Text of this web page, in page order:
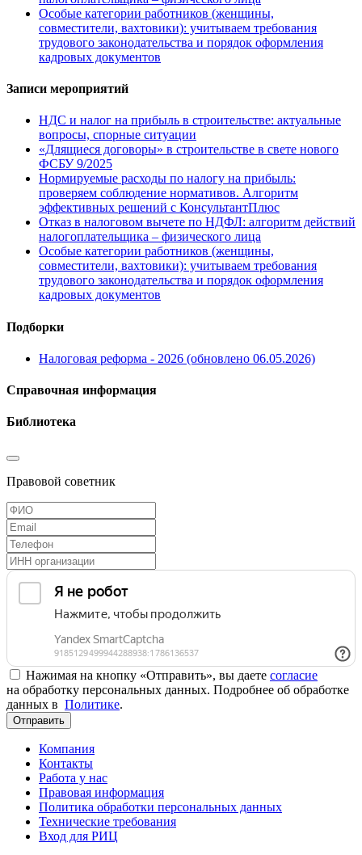
Особые категории работников (женщины,
совместители, вахтовики): учитываем требования
трудового законодательства и порядок оформления
кадровых документов
Записи мероприятий
НДС и налог на прибыль в строительстве: актуальные
вопросы, спорные ситуации
«Длящиеся договоры» в строительстве в свете нового
ФСБУ 9/2025
Нормируемые расходы по налогу на прибыль:
проверяем соблюдение нормативов. Алгоритм
эффективных решений с КонсультантПлюс
Отказ в налоговом вычете по НДФЛ: алгоритм действий
налогоплательщика – физического лица
Особые категории работников (женщины,
совместители, вахтовики): учитываем требования
трудового законодательства и порядок оформления
кадровых документов
Подборки
Налоговая реформа - 2026 (обновлено 06.05.2026)
Справочная информация
Библиотека
Правовой советник
Нажимая на кнопку «Отправить», вы даете согласие
на обработку персональных данных. Подробнее об обработке
данных в Политике.
Отправить
Компания
Контакты
Работа у нас
Правовая информация
Политика обработки персональных данных
Технические требования
Вход для РИЦ